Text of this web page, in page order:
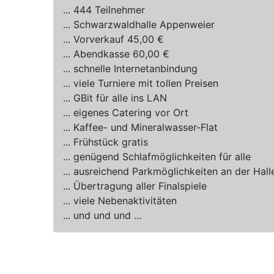
... 444 Teilnehmer
... Schwarzwaldhalle Appenweier
... Vorverkauf 45,00 €
... Abendkasse 60,00 €
... schnelle Internetanbindung
... viele Turniere mit tollen Preisen
... GBit für alle ins LAN
... eigenes Catering vor Ort
... Kaffee- und Mineralwasser-Flat
... Frühstück gratis
... genügend Schlafmöglichkeiten für alle
... ausreichend Parkmöglichkeiten an der
... Übertragung aller Finalspiele
... viele Nebenaktivitäten
... und und und ...